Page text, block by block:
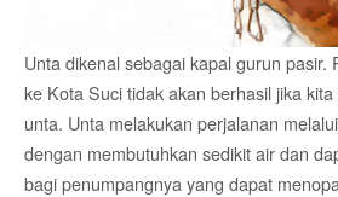
Unta dikenal sebagai kapal gurun pasir.
ke Kota Suci tidak akan berhasil jika
unta. Unta melakukan perjalanan
dengan membutuhkan sedikit air dan
bagi penumpangnya yang dapat